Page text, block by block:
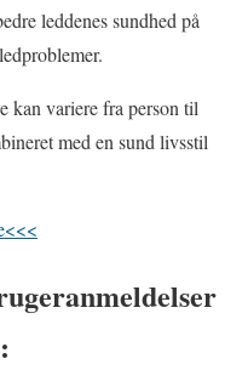
leddenes sundhed på
kan variere fra person til
med en sund livsstil